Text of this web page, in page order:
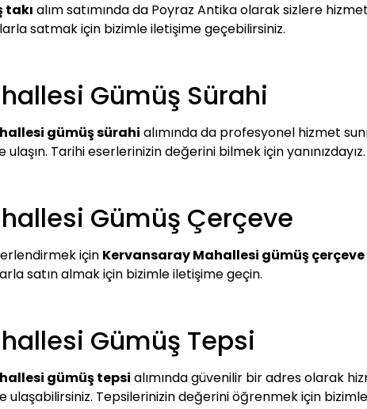
takı alım satımında da Poyraz Antika olarak sizlere
satmak için bizimle iletişime geçebilirsiniz.
Gümüş Sürahi
gümüş sürahi alımında da profesyonel hizmet
Tarihi eserlerinizin değerini bilmek için yanınızdayız.
Gümüş Çerçeve
için Kervansaray Mahallesi gümüş çerçeve
satın almak için bizimle iletişime geçin.
Gümüş Tepsi
gümüş tepsi alımında güvenilir bir adres olarak
Tepsilerinizin değerini öğrenmek için